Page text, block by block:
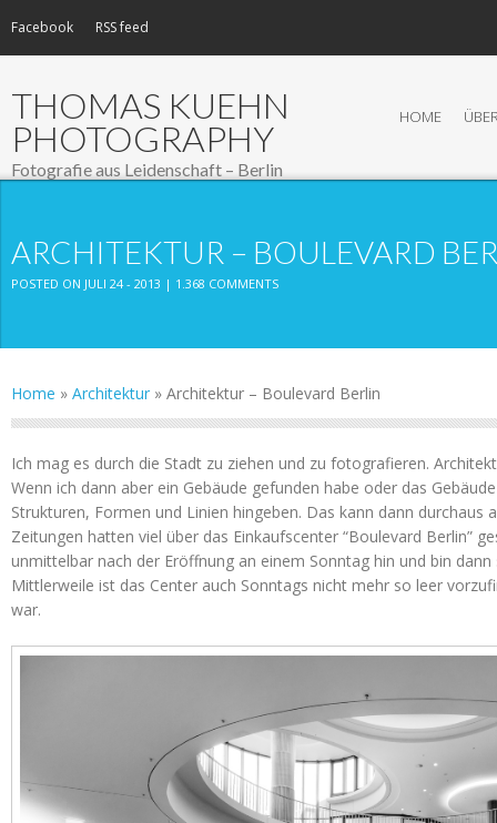
Facebook RSS feed
THOMAS KUEHN
PHOTOGRAPHY
Fotografie aus Leidenschaft – Berlin
HOME
ARCHITEKTUR – BOULEVARD
POSTED ON JULI 24 - 2013 | 1.368 COMMENTS
Home » Architektur » Architektur – Boulevard Berlin
Ich mag es durch die Stadt zu ziehen und zu fotografieren.
Wenn ich dann aber ein Gebäude gefunden habe oder das
Strukturen, Formen und Linien hingeben. Das kann dann durchaus
Zeitungen hatten viel über das Einkaufscenter “Boulevard Berlin”
unmittelbar nach der Eröffnung an einem Sonntag hin und bin
Mittlerweile ist das Center auch Sonntags nicht mehr so leer
war.